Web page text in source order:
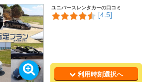
ユニバースレンタカーの口コミ
[4.5]
利用時刻選択へ